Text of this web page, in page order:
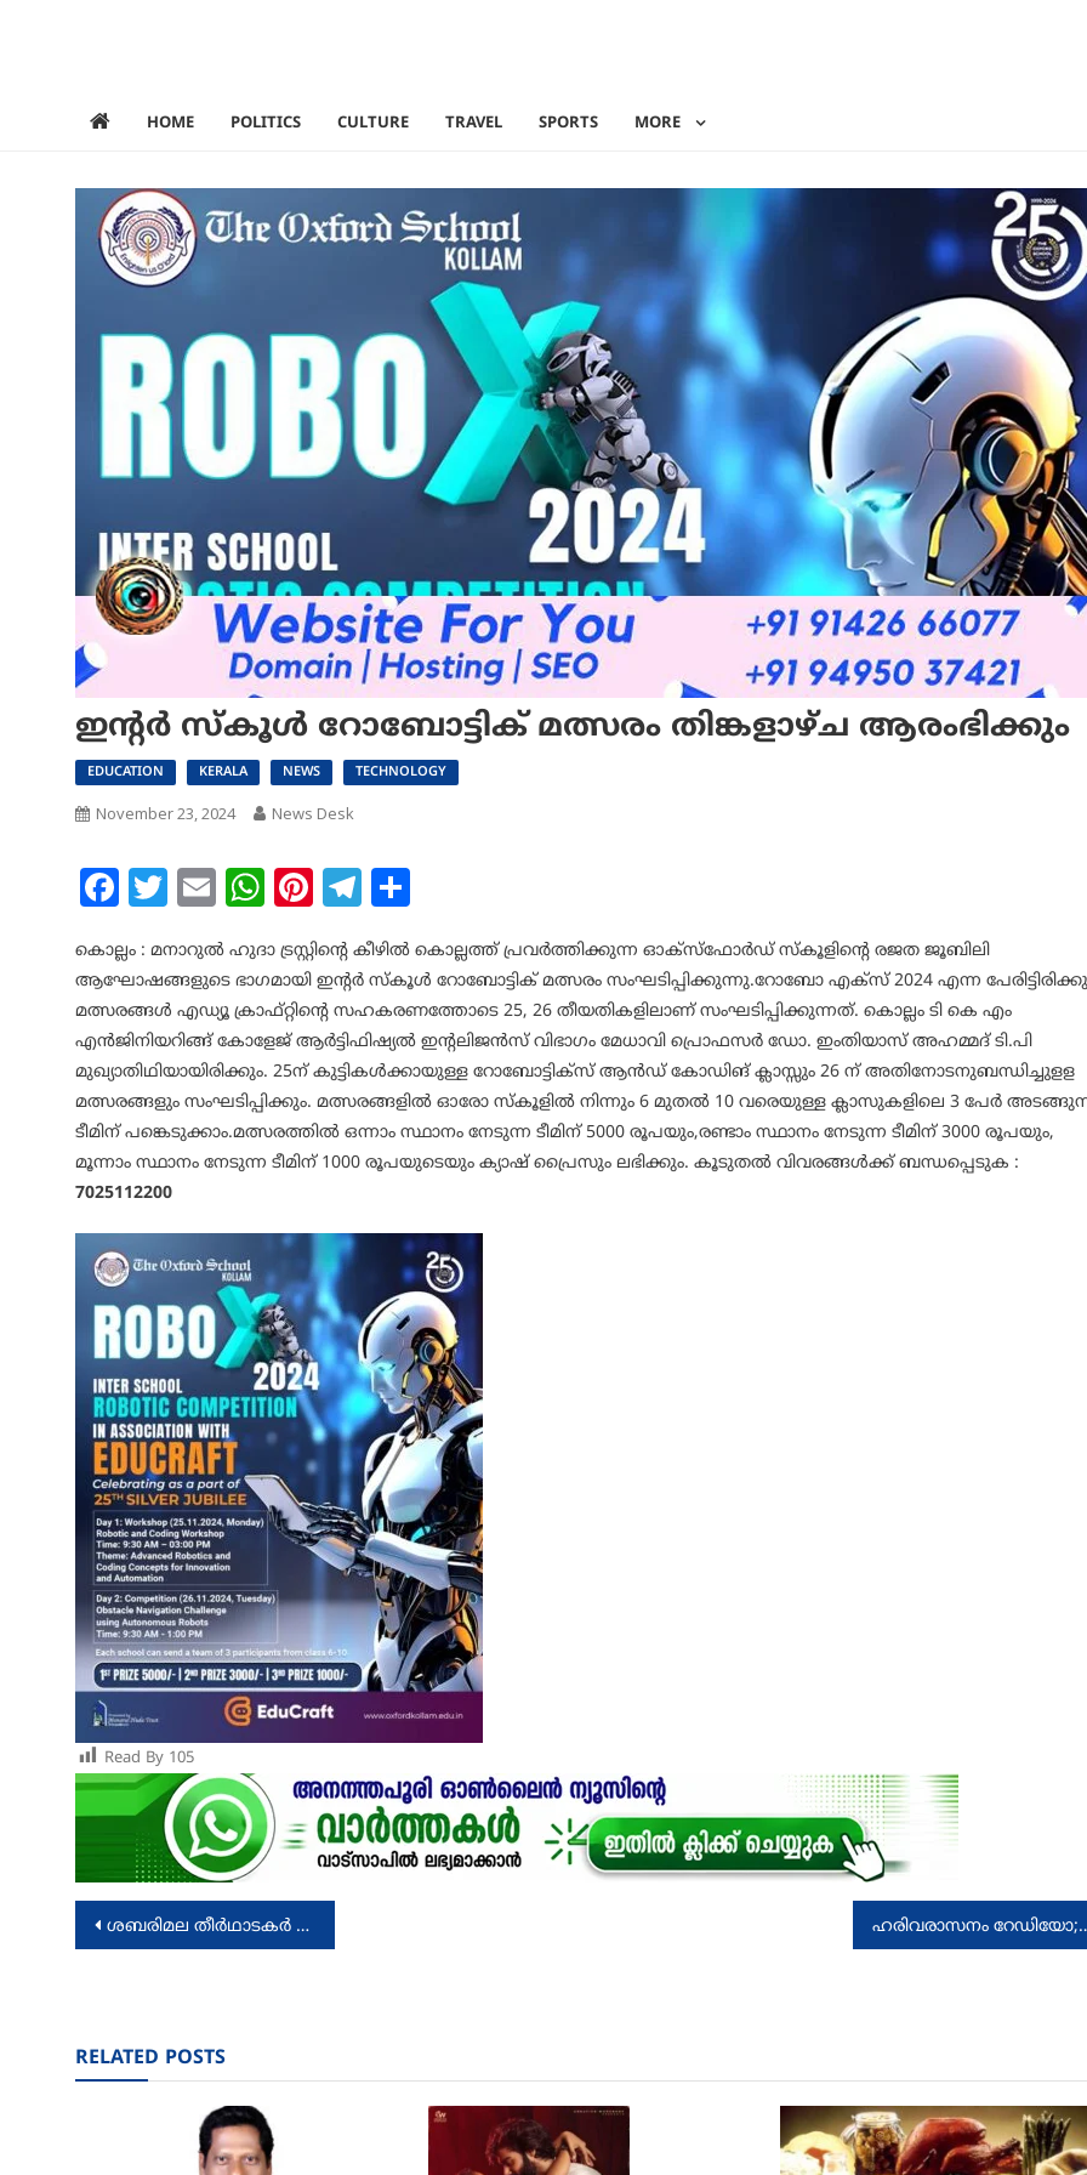
HOME POLITICS CULTURE TRAVEL SPORTS MORE
ഇന്റർ സ്കൂൾ റോബോട്ടിക് മത്സരം തിങ്കളാഴ്ച ആരംഭിക്കും
EDUCATION KERALA NEWS TECHNOLOGY
November 23, 2024 News Desk
Facebook
Twitter
EmailWhatsApp
Pinterest
Telegram
കൊല്ലം : മനാറുൽ ഹുദാ ട്രസ്റ്റിന്റെ കീഴിൽ കൊല്ലത്ത് പ്രവർത്തിക്കുന്ന ഓക്സ്ഫോർഡ് സ്കൂളിന്റെ രജത ജൂബിലി
ആഘോഷങ്ങളുടെ ഭാഗമായി ഇന്റർ സ്കൂൾ റോബോട്ടിക് മത്സരം സംഘടിപ്പിക്കുന്നു.റോബോ എക്സ് 2024 എന്ന
മത്സരങ്ങൾ എ‍ഡ്യൂ ക്രാഫ്റ്റിന്റെ സഹകരണത്തോടെ 25, 26 തീയതികളിലാണ് സംഘടിപ്പിക്കുന്നത്. കൊല്ലം ടി കെ എം
എൻജിനിയറിങ്ങ് കോളേജ് ആർട്ടിഫിഷ്യൽ ഇന്റലിജൻസ് വിഭാ​ഗം മേധാവി പ്രൊഫസർ ഡോ. ഇംതിയാസ് അഹമ്മദ് ടി.പി
മുഖ്യാതിഥിയായിരിക്കും. 25ന് കുട്ടികൾക്കായുള്ള റോബോട്ടിക്സ് ആൻഡ് കോഡിങ് ക്ലാസ്സും 26 ന് അതിനോടനുബന്ധിച്ചുളള
മത്സരങ്ങളും സംഘടിപ്പിക്കും. മത്സരങ്ങളിൽ ഓരോ സ്കൂളിൽ നിന്നും 6 മുതൽ 10 വരെയുള്ള ക്ലാസുകളിലെ 3 പേർ
ടീമിന് പങ്കെടുക്കാം.മത്സരത്തിൽ ഒന്നാം സ്ഥാനം നേടുന്ന ടീമിന് 5000 രൂപയും,രണ്ടാം സ്ഥാനം നേടുന്ന ടീമിന് 3000 രൂപയും,
മൂന്നാം സ്ഥാനം നേടുന്ന ടീമിന് 1000 രൂപയുടെയും ക്യാഷ് പ്രൈസും ലഭിക്കും. കൂടുതൽ വിവരങ്ങൾക്ക് ബന്ധപ്പെടുക :
7025112200
Read By 105
Post
ശബരിമല തീർഥാടകർ ശ്രദ്ധിക്കണമെന്ന് ദേവസ്വം ബോർഡ് ഹരിവരാസനം
RELATED POSTS